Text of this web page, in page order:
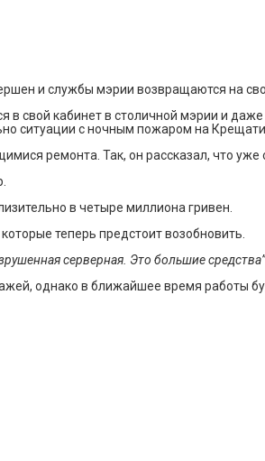
и службы мэрии возвращаются на
свой кабинет в столичной мэрии и
ситуации с ночным пожаром на
ремонта. Так, он рассказал, что
в четыре миллиона гривен.
теперь предстоит возобновить.
серверная. Это большие средства”
однако в ближайшее время работы